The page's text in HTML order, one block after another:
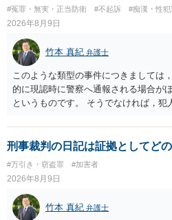
#冤罪・無実・正当防衛 #不起訴 #痴漢・性犯
2026年8月9日
竹本 真紀 弁護士
このような類型の事件につきましては
的に現認時に警察へ通報される場合が
というものです。 そうでなければ，
（事件性）とともに，誰の行為かの判
のですが，現認時に警察が臨場できる
特定することができません。もちろん
有していて警察に把握されていれば別
ような場所に質問を掲げてくることは
ことはよくわかるのですが，心配・不
握されていることがありませんので，
刑事裁判の日記は証拠としてど
#万引き・窃盗罪 #加害者
2026年8月9日
竹本 真紀 弁護士